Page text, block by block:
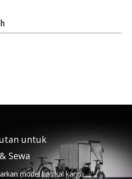
untuk
Sewa
model basikal kargo